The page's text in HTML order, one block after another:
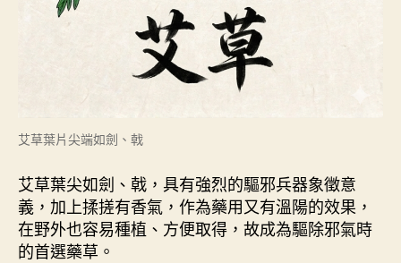
艾草葉片尖端如劍、戟
艾草葉尖如劍、戟，具有強烈的驅邪兵器象徵意
義，加上揉搓有香氣，作為藥用又有溫陽的效果，
在野外也容易種植、方便取得，故成為驅除邪氣時
的首選藥草。